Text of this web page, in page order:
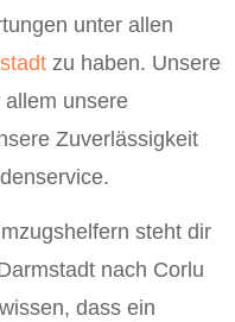
unter allen
zu haben. Unsere
unsere
Zuverlässigkeit
steht dir
nach Corlu
dass ein